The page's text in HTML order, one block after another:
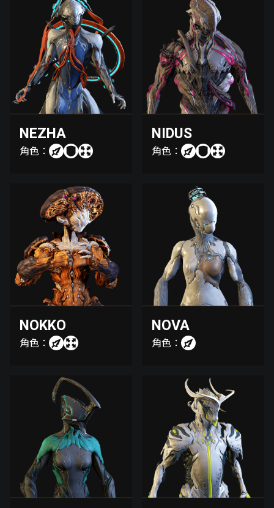
NEZHA
角色：
NIDUS
角色：
NOKKO
角色：
NOVA
角色：